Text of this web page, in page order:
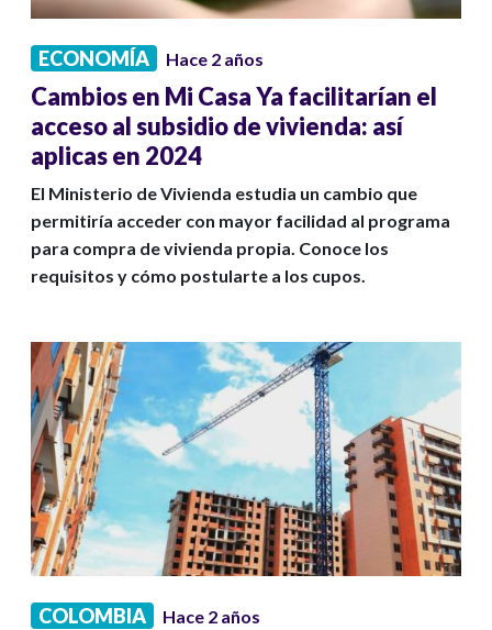
ECONOMÍA Hace 2 años
Cambios en Mi Casa Ya facilitarían el
acceso al subsidio de vivienda: así
aplicas en 2024
El Ministerio de Vivienda estudia un cambio que
permitiría acceder con mayor facilidad al programa
para compra de vivienda propia. Conoce los
requisitos y cómo postularte a los cupos.
COLOMBIA Hace 2 años